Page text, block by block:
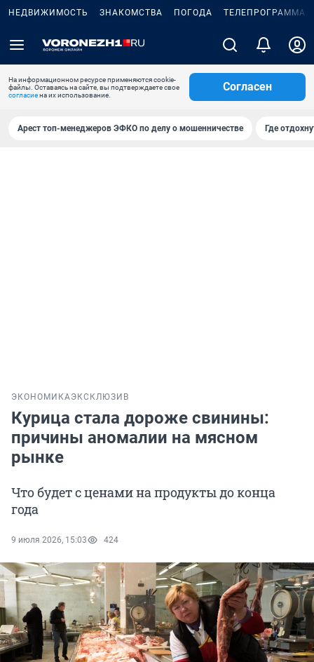
НЕДВИЖИМОСТЬ ЗНАКОМСТВА ПОГОДА ТЕЛЕПРОГРАММА
На информационном ресурсе применяются cookie-
файлы. Оставаясь на сайте, вы подтверждаете свое
согласиена их использование.
Согласен
Арест топ-менеджеров ЭФКО по делу о мошенничестве Где
ЭКОНОМИКАЭКСКЛЮЗИВ
Курица стала дороже свинины:
причины аномалии на мясном
рынке
Что будет с ценами на продукты до конца
года
9 июля 2026, 15:03 424